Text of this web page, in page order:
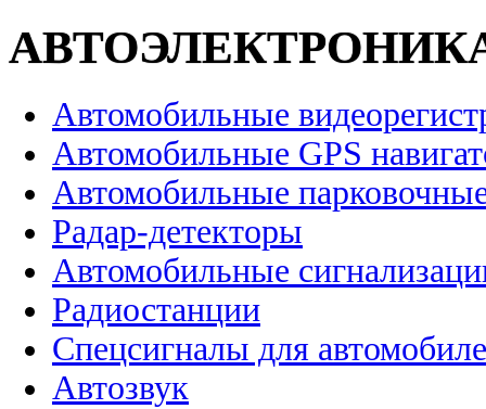
Автомобильные
Автомобильные GPS
Автомобильные
Радар-детекторы
Автомобильные
Радиостанции
Спецсигналы для
Автозвук